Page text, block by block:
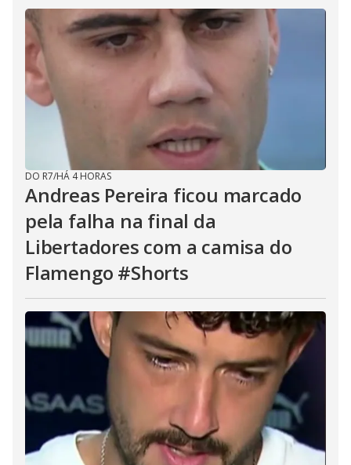
DO R7/HÁ 4 HORAS
Andreas Pereira ficou marcado
pela falha na final da
Libertadores com a camisa do
Flamengo #Shorts